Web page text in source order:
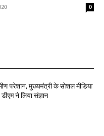
0
परेशान, मुख्यमंत्री के सोशल मीडिया
ने लिया संज्ञान